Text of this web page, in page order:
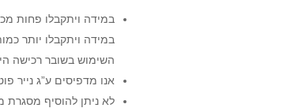
במידה ויתקבלו פחות
במידה ויתקבלו יותר
השימוש בשובר רכישה
אנו מדפיסים ע”ג נייר
לא ניתן להוסיף מסגרת